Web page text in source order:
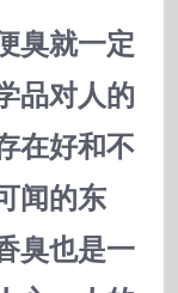
臭就一定
品对人的
在好和不
闻的东
臭也是一